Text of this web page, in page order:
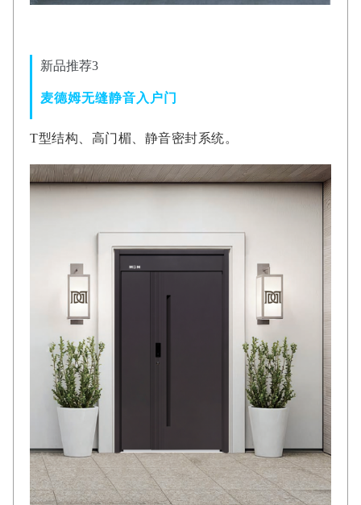
新品推荐3
麦德姆无缝静音入户门
T型结构、高门楣、静音密封系统。